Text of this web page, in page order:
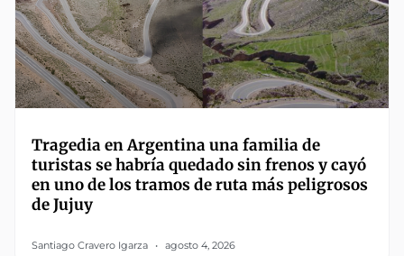
Tragedia en Argentina una familia de
turistas se habría quedado sin frenos y cayó
en uno de los tramos de ruta más peligrosos
de Jujuy
Santiago Cravero Igarza agosto 4, 2026